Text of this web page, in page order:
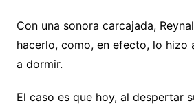
Con una sonora carcajada,
hacerlo, como, en efecto, lo hizo
a dormir.
El caso es que hoy, al despertar